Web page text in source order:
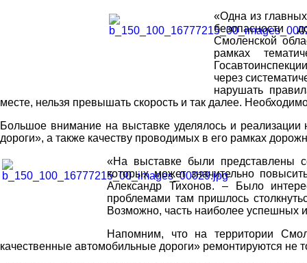
«Одна из
безопасности
Смоленской
рамках
через
нарушать
месте, нельзя превышать скорость и так далее.
Большое внимание на выставке уделялось и
дороги», а также качеству проводимых в его рамках
«На выставке были представлены
которых может значительно
Александр Тихонов. – Было
проблемами там пришлось
Возможно, часть наиболее успешных
Напомним, что на территории
качественные автомобильные дороги» ремонтируются не